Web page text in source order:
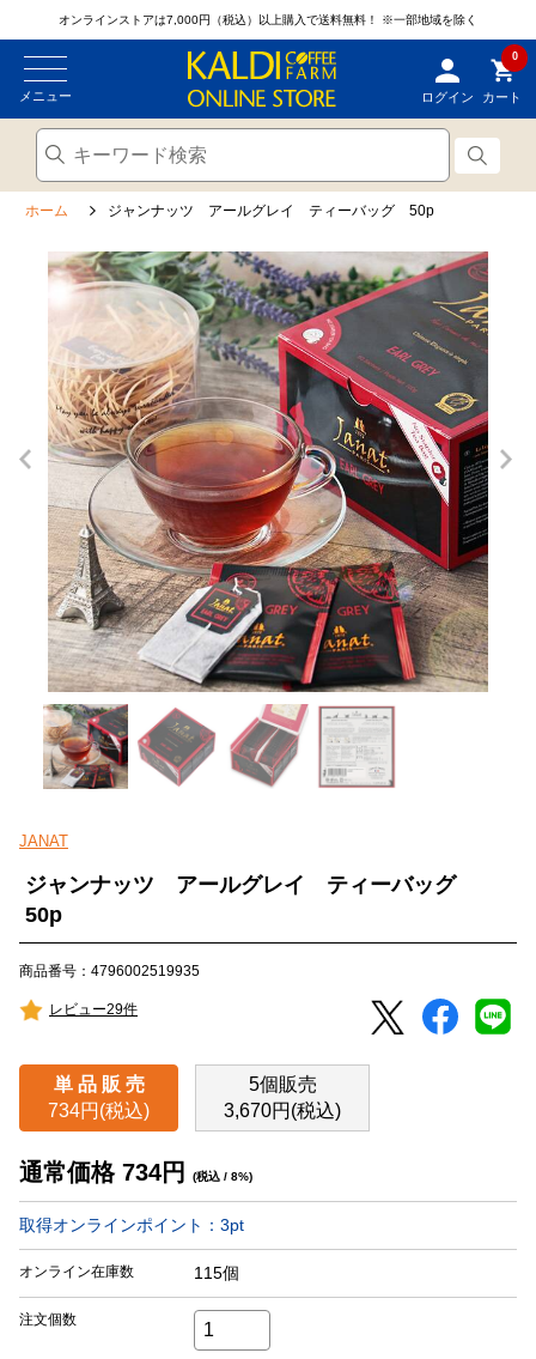
オンラインストアは7,000円（税込）以上購入で送料無料！ ※一部地域を除く
メニュー ログイン
0
カート
ホーム ジャンナッツ アールグレイ ティーバッグ 50p
JANAT
ジャンナッツ アールグレイ ティーバッグ
50p
商品番号：4796002519935
レビュー29件
単 品 販 売
734円(税込)
5個販売
3,670円(税込)
通常価格 734円 (税込 / 8%)
取得オンラインポイント： 3pt
オンライン在庫数 115個
注文個数